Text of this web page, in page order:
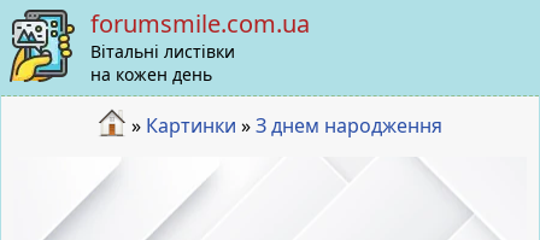
forumsmile.com.ua
Вітальні листівки
на кожен день
» Картинки »З днем народження